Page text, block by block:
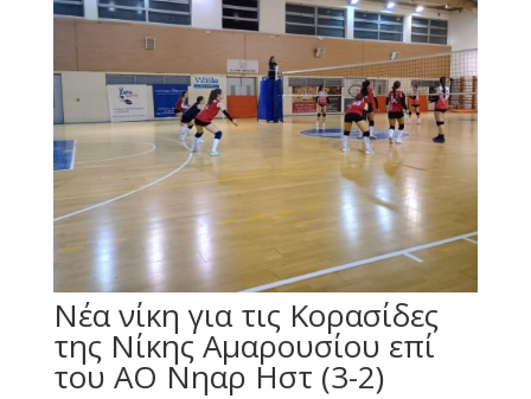
Νέα νίκη για τις Κορασίδες
της Νίκης Αμαρουσίου επί
του ΑΟ Νηαρ Ηστ (3-2)